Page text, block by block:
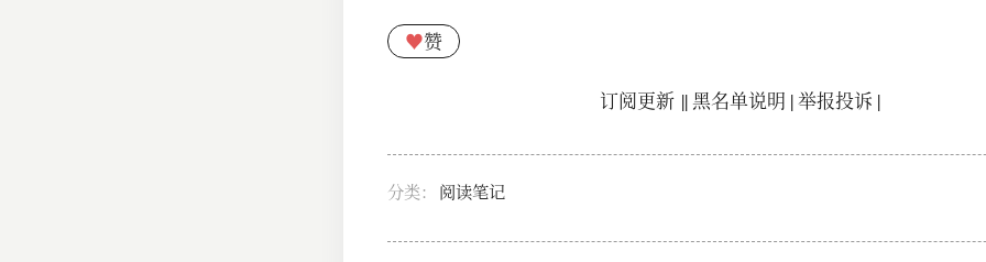
♥赞
订阅更新||黑名单说明 |举报投诉 |
分类： 阅读笔记